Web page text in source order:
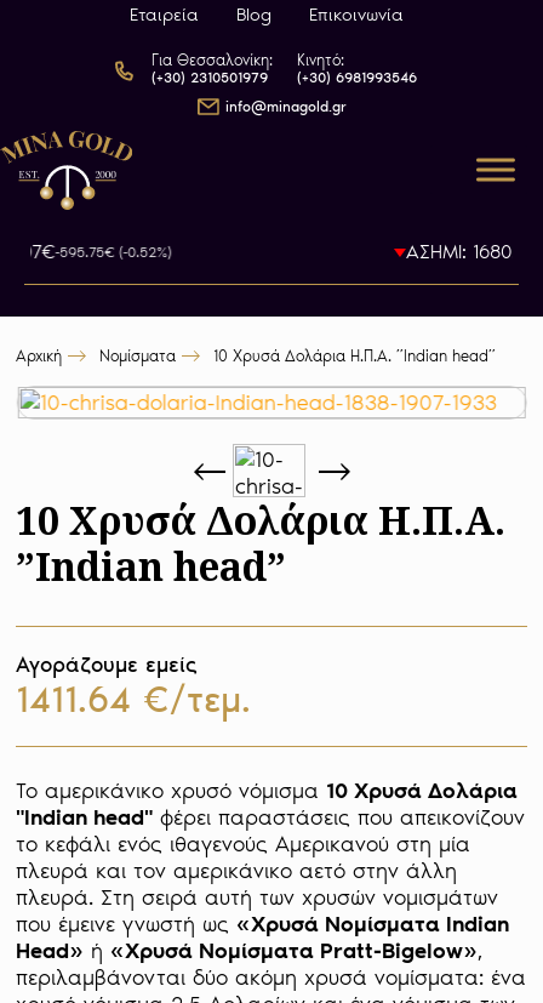
Εταιρεία Blog Επικοινωνία
Για Θεσσαλονίκη:
(+30) 2310501979
Κινητό:
(+30) 6981993546
info@minagold.gr
-595.75€ (-0.52%) ΑΣΗΜΙ: 1680.7€
Αρχική Νομίσματα 10 Χρυσά Δολάρια Η.Π.Α. ”Indian head”
10 Χρυσά Δολάρια Η.Π.Α.
”Indian head”
Αγοράζουμε εμείς
1411.64 €/τεμ.
Το αμερικάνικο χρυσό νόμισμα 10 Χρυσά Δολάρια
"Indian head" φέρει παραστάσεις που απεικονίζουν
το κεφάλι ενός ιθαγενούς Αμερικανού στη μία
πλευρά και τον αμερικάνικο αετό στην άλλη
πλευρά. Στη σειρά αυτή των χρυσών νομισμάτων
που έμεινε γνωστή ως «Χρυσά Νομίσματα Indian
Head» ή «Χρυσά Νομίσματα Pratt-Bigelow»,
περιλαμβάνονται δύο ακόμη χρυσά νομίσματα: ένα